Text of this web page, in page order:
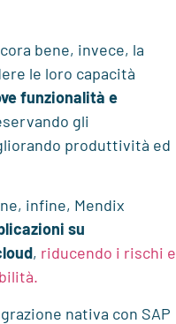
bene, invece, la
le loro capacità
funzionalità e
gli
produttività ed
infine, Mendix
su
, riducendo i rischi e
nativa con SAP